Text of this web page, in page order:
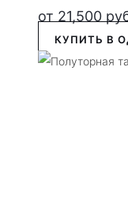
от 21,500
КУПИТЬ В